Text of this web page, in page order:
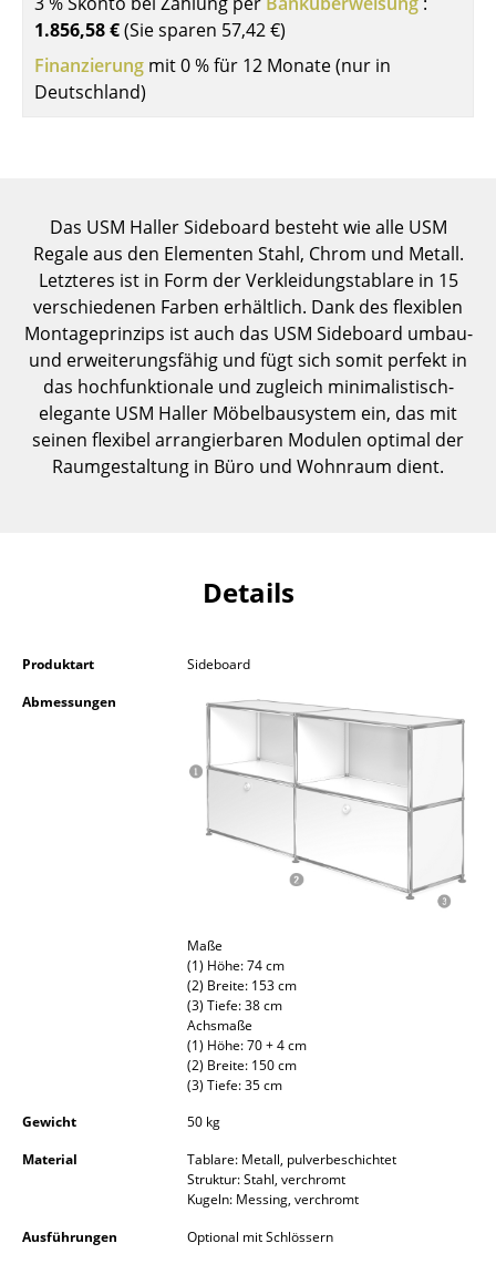
Kindertische
Gartentische
Servierwagen
Aufbewahren
Regale & Schränke
Bücherregale
Wandregale
Sideboards & Kommoden
TV Möbel
... alle Aufbewahrungsmöbel
Hängeleuchten & Deckenleuchten
Stehleuchten & Leseleuchten
Outdoor-Leuchten
Betten
1.856,58 €(Sie sparen 57,42 €)
Finanzierung mit 0 % für 12 Monate (nur in
Deutschland)
Das USM Haller Sideboard besteht wie alle USM
Regale aus den Elementen Stahl, Chrom und Metall.
Letzteres ist in Form der Verkleidungstablare in 15
verschiedenen Farben erhältlich. Dank des flexiblen
Montageprinzips ist auch das USM Sideboard umbau-
und erweiterungsfähig und fügt sich somit perfekt in
das hochfunktionale und zugleich minimalistisch-
elegante USM Haller Möbelbausystem ein, das mit
seinen flexibel arrangierbaren Modulen optimal der
Raumgestaltung in Büro und Wohnraum dient.
Details
Produktart
Sideboard
Abmessungen
Maße
(1) Höhe: 74 cm
(2) Breite: 153 cm
(3) Tiefe: 38 cm
Achsmaße
(1) Höhe: 70 + 4 cm
(2) Breite: 150 cm
(3) Tiefe: 35 cm
Gewicht
50 kg
Material
Tablare: Metall, pulverbeschichtet
Struktur: Stahl, verchromt
Kugeln: Messing, verchromt
Ausführungen
Optional mit Schlössern